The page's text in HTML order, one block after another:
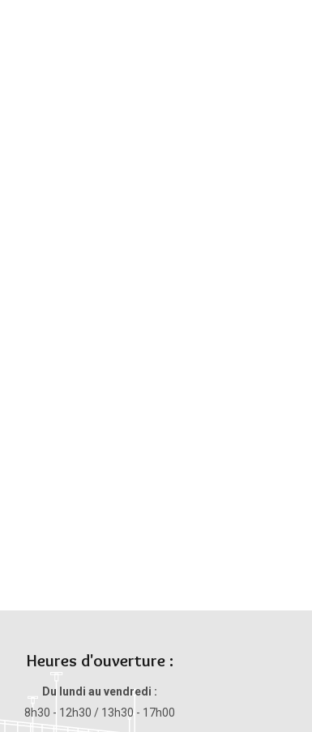
Heures d'ouverture :
Du lundi au vendredi :
8h30 - 12h30 / 13h30 - 17h00